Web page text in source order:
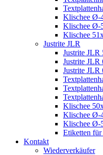
Klischee Ø-
Klischee Ø-
Klischee
Justrite JLR
Justrite JLR
Justrite
Justrite
Klischee
Klischee Ø-
Klischee Ø-
Etiketten für
Kontakt
Wiederverkäufer